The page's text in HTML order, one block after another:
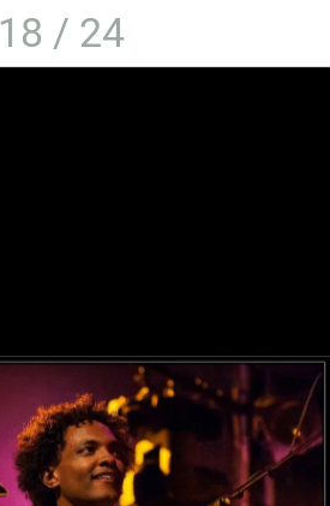
18 / 24